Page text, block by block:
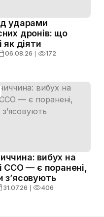
ударами
дронів: що
як діяти
06.08.26 ❘ 172
вибух на
ССО — є поранені,
з’ясовують
31.07.26 ❘ 406